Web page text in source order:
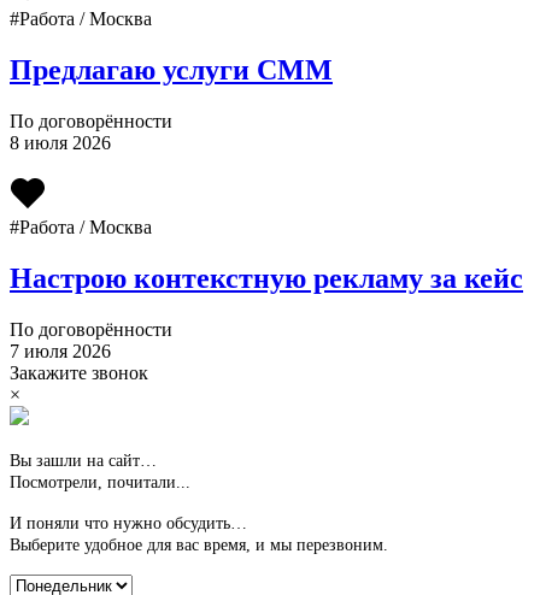
#Работа / Москва
Предлагаю услуги СММ
По договорённости
8 июля 2026
#Работа / Москва
Настрою контекстную рекламу за кейс
По договорённости
7 июля 2026
Закажите звонок
×
Вы зашли на сайт…
Посмотрели, почитали...
И поняли что нужно обсудить…
Выберите удобное для вас время, и мы перезвоним.